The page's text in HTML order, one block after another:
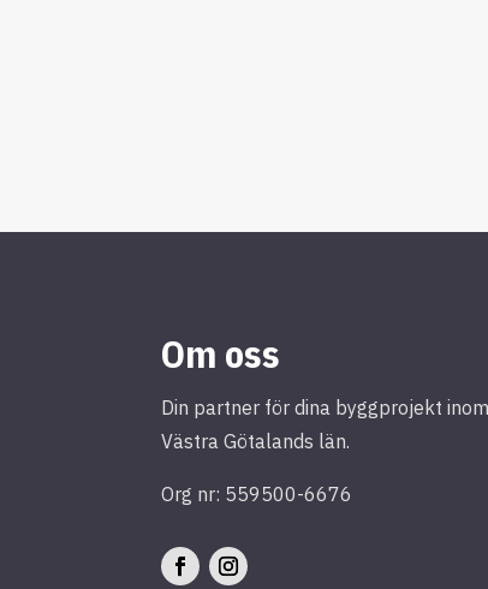
Om oss
Din partner för dina byggprojekt inom
Västra Götalands län.
Org nr: 559500-6676